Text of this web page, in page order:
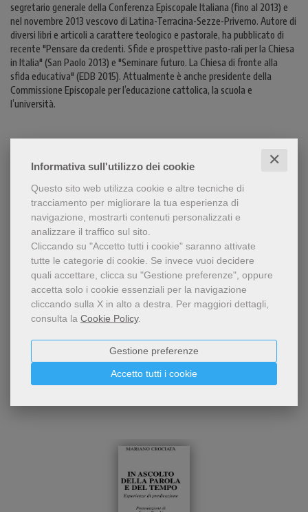
Informativa sull'utilizzo dei cookie ✕
Questo sito web utilizza cookie e altre tecniche di
tracciamento per migliorare la tua esperienza di
navigazione, mostrarti contenuti personalizzati e
analizzare il traffico sul sito.
Cliccando su "Accetto tutti i cookie" saranno attivate
tutte le categorie di cookie. Se invece vuoi decidere
quali accettare, clicca su "Gestione preferenze", oppure
accetta solo i cookie essenziali per la navigazione
cliccando sulla X in alto a destra. Per maggiori dettagli,
consulta la Cookie Policy.
Accetto tutti i cookie
Gestione preferenze
segretario generale della Conferenza Episcopale Italiana (fino al 2013) e
nel novembre 2013 vescovo di Latina-Terracina-Sezze-Priverno. Autore di
diversi libri e articoli a carattere teologico e pastorale, ha pubblicato di
recente "Pensare da credenti. Sfide e prospettive pasto-rali per la Chiesa
in Italia" (San Paolo 2013) e "Seminare futuro. La Chiesa di fronte alla
sfida educativa" (EDB 2015). Attualmente è anche presidente della
Commissione Episcopale per l’educazione cattolica, la scuola e
l’università.
Condividi
Dello stesso autore